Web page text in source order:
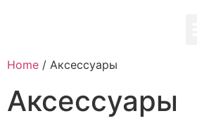
Home / Аксессуары
Аксессуары